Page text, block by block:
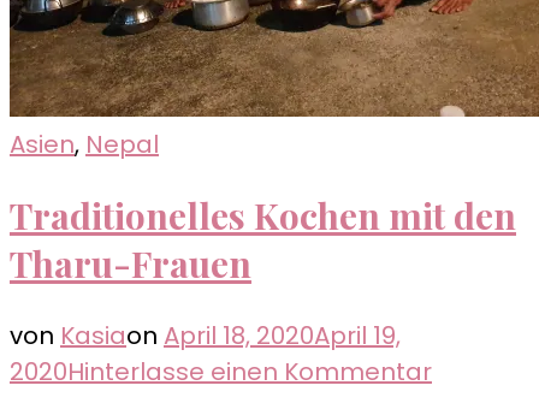
Asien, Nepal
Traditionelles Kochen mit den
Tharu-Frauen
von Kasiaon April 18, 2020April 19,
2020Hinterlasse einen Kommentarzu